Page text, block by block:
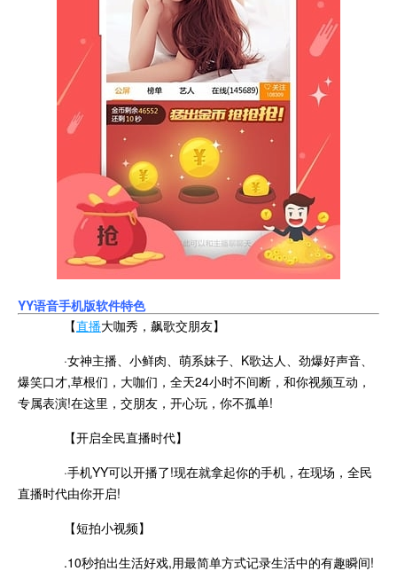
YY语音手机版软件特色
【直播大咖秀，飙歌交朋友】
·女神主播、小鲜肉、萌系妹子、K歌达人、劲爆好声音、
爆笑口才,草根们，大咖们，全天24小时不间断，和你视频互动，
专属表演!在这里，交朋友，开心玩，你不孤单!
【开启全民直播时代】
·手机YY可以开播了!现在就拿起你的手机，在现场，全民
直播时代由你开启!
【短拍小视频】
.10秒拍出生活好戏,用最简单方式记录生活中的有趣瞬间!